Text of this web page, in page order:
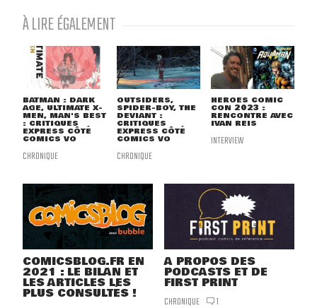
À LIRE ÉGALEMENT
BATMAN : DARK
AGE, ULTIMATE X-
MEN, MAN'S BEST
: CRITIQUES
EXPRESS CÔTÉ
COMICS VO
CHRONIQUE
OUTSIDERS,
SPIDER-BOY, THE
DEVIANT :
CRITIQUES
EXPRESS CÔTÉ
COMICS VO
CHRONIQUE
HEROES COMIC
CON 2023 :
RENCONTRE AVEC
IVAN REIS
INTERVIEW
COMICSBLOG.FR EN
2021 : LE BILAN ET
LES ARTICLES LES
PLUS CONSULTÉS !
A PROPOS DES
PODCASTS ET DE
FIRST PRINT
CHRONIQUE 1